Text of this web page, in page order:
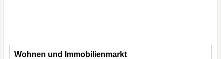
Wohnen und Immobilienmarkt